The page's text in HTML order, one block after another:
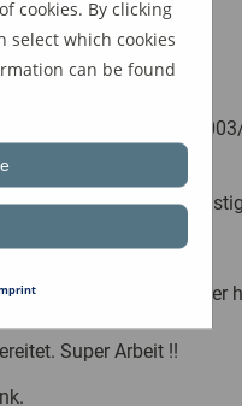
des SBFV von
und bei
vom FV Rammersweier
dem Jahr 1967
Super Arbeit !!
cookies. By clicking
select which cookies
can be found